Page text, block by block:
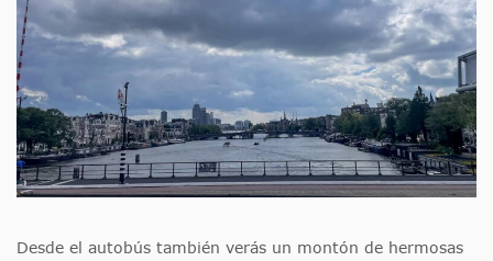
Desde el autobús también verás un montón de hermosas